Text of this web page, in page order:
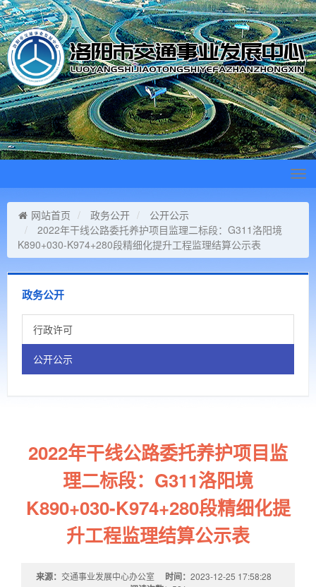
网站首页
政务公开
公开公示
2022年干线公路委托养护项目监理二标段：G311洛阳境
K890+030-K974+280段精细化提升工程监理结算公示表
政务公开
行政许可
公开公示
2022年干线公路委托养护项目监
理二标段：G311洛阳境
K890+030-K974+280段精细化提
升工程监理结算公示表
来源： 交通事业发展中心办公室 时间： 2023-12-25 17:58:28